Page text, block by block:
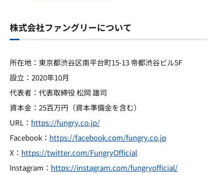
株式会社ファングリーについて
所在地：東京都渋谷区南平台町15-13 帝都渋谷ビル5F
設立：2020年10月
代表者：代表取締役 松岡 雄司
資本金：25百万円（資本準備金を含む）
URL： https://fungry.co.jp/
Facebook： https://facebook.com/fungry.co.jp
X： https://twitter.com/FungryOfficial
Instagram： https://instagram.com/fungryofficial/